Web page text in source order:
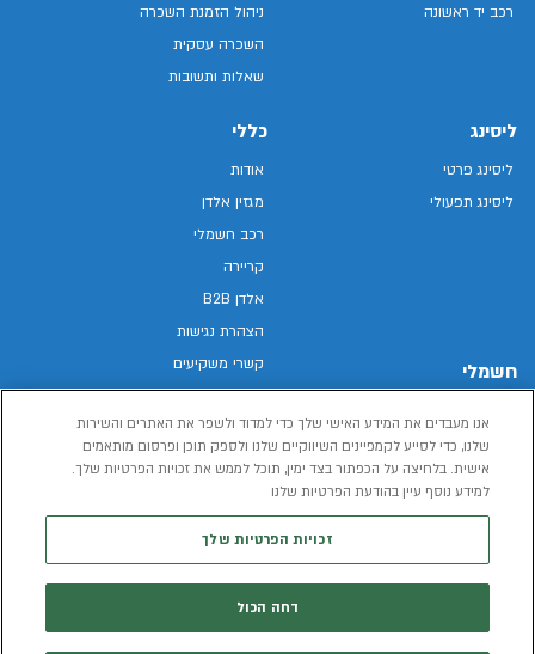
רכב יד ראשונה
ניהול הזמנת השכרה
השכרה עסקית
שאלות ותשובות
ליסינג
ליסינג פרטי
ליסינג תפעולי
חשמלי
רכב חשמלי
הכל על רכב חשמלי
כללי
אודות
מגזין אלדן
רכב חשמלי
קריירה
אלדן B2B
הצהרת נגישות
קשרי משקיעים
מפת האתר
מדיניות פרטיות
תנאי שימוש
המידע שיימסר על ידך במהלך השימוש באתר יישמר וישמש את אלדן, או צד שלישי,
אנו מעבדים את המידע האישי שלך כדי למדוד ולשפר את האתרים והשירות
שלנו, כדי לסייע לקמפיינים השיווקיים שלנו ולספק תוכן ופרסום מותאמים
אישית. בלחיצה על הכפתור בצד ימין, תוכל לממש את זכויות הפרטיות שלך.
למידע נוסף עיין בהודעת הפרטיות שלנו
זכויות הפרטיות שלך
דחה הכול